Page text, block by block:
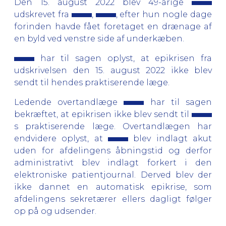
Den 15. august 2022 blev 49-årige
udskrevet fra
,
, efter hun nogle dage
forinden havde fået foretaget en drænage af
en byld ved venstre side af underkæben.
har til sagen oplyst, at epikrisen fra
udskrivelsen den 15. august 2022 ikke blev
sendt til hendes praktiserende læge.
Ledende overtandlæge
har til sagen
bekræftet, at epikrisen ikke blev sendt til
s praktiserende læge. Overtandlægen har
endvidere oplyst, at
blev indlagt akut
uden for afdelingens åbningstid og derfor
administrativt blev indlagt forkert i den
elektroniske patientjournal. Derved blev der
ikke dannet en automatisk epikrise, som
afdelingens sekretærer ellers dagligt følger
op på og udsender.